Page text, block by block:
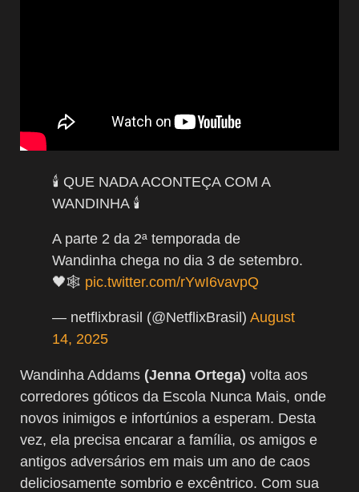
🕯️ QUE NADA ACONTEÇA COM A
WANDINHA 🕯️
A parte 2 da 2ª temporada de
Wandinha chega no dia 3 de setembro.
🖤🕸️ pic.twitter.com/rYwI6vavpQ
— netflixbrasil (@NetflixBrasil) August
14, 2025
Wandinha Addams (Jenna Ortega) volta aos
corredores góticos da Escola Nunca Mais, onde
novos inimigos e infortúnios a esperam. Desta
vez, ela precisa encarar a família, os amigos e
antigos adversários em mais um ano de caos
deliciosamente sombrio e excêntrico. Com sua